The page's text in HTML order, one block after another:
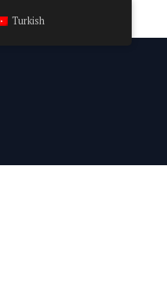
Turkish